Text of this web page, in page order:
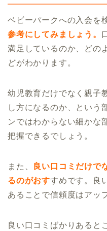
ベビーパークへの入会を
参考にしてみましょう。
満足しているのか、どの
どがわかります。
幼児教育だけでなく親子
し方になるのか、という
ンではわからない細かな
把握できるでしょう。
また、
良い口コミだけで
るのがおすすめです。良
あることで信頼度はアッ
良い口コミばかりあると